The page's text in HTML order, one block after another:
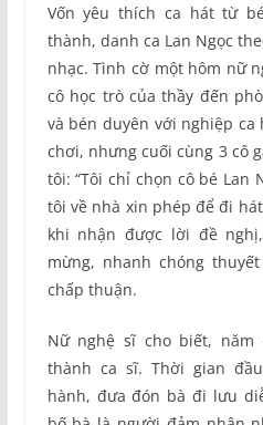
Vốn yêu thích ca hát từ
thành, danh ca Lan Ngọc
nhạc. Tình cờ một hôm nữ
cô học trò của thầy đến
và bén duyên với nghiệp ca
chơi, nhưng cuối cùng 3 cô
tôi: “Tôi chỉ chọn cô bé Lan
tôi về nhà xin phép để đi
khi nhận được lời đề
mừng, nhanh chóng
chấp thuận.
Nữ nghệ sĩ cho biết,
thành ca sĩ. Thời gian
hành, đưa đón bà đi lưu